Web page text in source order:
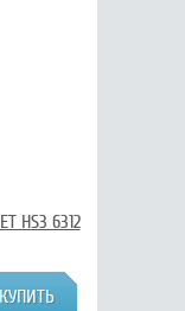
HS3 6312